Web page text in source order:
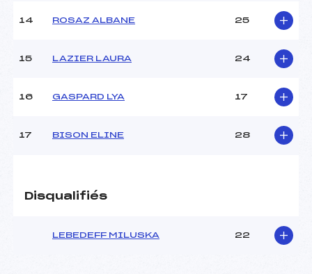
Ouvreurs E :
Pénalité appliquée :
85.0000
14 ROSAZ ALBANE 25
15 LAZIER LAURA 24
16 GASPARD LYA 17
17 BISON ELINE 28
Disqualifiés
LEBEDEFF MILUSKA 22